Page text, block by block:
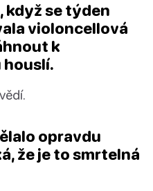
když se týden
violoncellová
k
houslí.
opravdu
že je to smrtelná